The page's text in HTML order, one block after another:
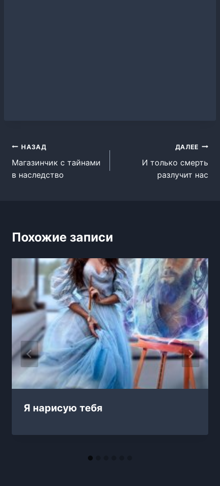
Навигация
по
НАЗАД
Магазинчик с тайнами
в наследство
ДАЛЕЕ
И только смерть
разлучит нас
Похожие записи
Я нарисую тебя